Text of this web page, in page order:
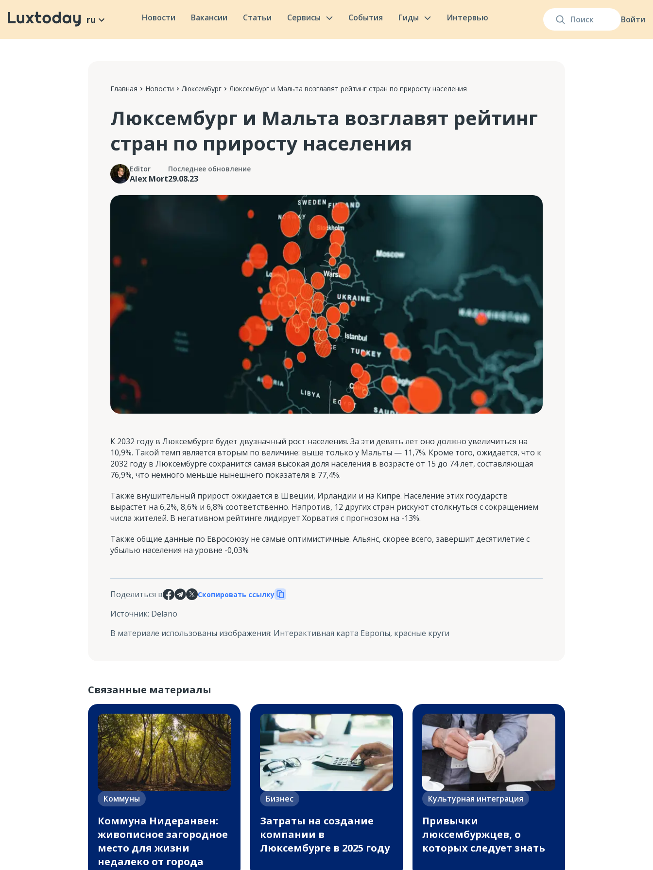
Войти
ru Новости Вакансии Статьи Сервисы События Гиды Интервью
Главная Новости Люксембург Люксембург и Мальта возглавят рейтинг стран по приросту населения
Люксембург и Мальта возглавят рейтинг
стран по приросту населения
Editor
Alex Mort
Последнее обновление
29.08.23
К 2032 году в Люксембурге будет двузначный рост населения. За эти девять лет оно должно увеличиться на
10,9%. Такой темп является вторым по величине: выше только у Мальты — 11,7%. Кроме того, ожидается, что к
2032 году в Люксембурге сохранится самая высокая доля населения в возрасте от 15 до 74 лет, составляющая
76,9%, что немного меньше нынешнего показателя в 77,4%.
Также внушительный прирост ожидается в Швеции, Ирландии и на Кипре. Население этих государств
вырастет на 6,2%, 8,6% и 6,8% соответственно. Напротив, 12 других стран рискуют столкнуться с сокращением
числа жителей. В негативном рейтинге лидирует Хорватия с прогнозом на -13%.
Также общие данные по Евросоюзу не самые оптимистичные. Альянс, скорее всего, завершит десятилетие с
убылью населения на уровне -0,03%
Поделиться в Скопировать ссылку
Источник: Delano
В материале использованы изображения: Интерактивная карта Европы, красные круги
Связанные материалы
Коммуны
Коммуна Нидеранвен:
живописное загородное
место для жизни
недалеко от города
Бизнес
Затраты на создание
компании в
Люксембурге в 2025 году
Культурная интеграция
Привычки
люксембуржцев, о
которых следует знать